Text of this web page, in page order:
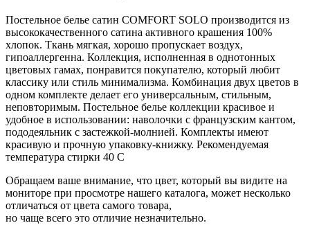
Постельное белье сатин COMFORT SOLO производится из
высококачественного сатина активного крашения 100%
хлопок. Ткань мягкая, хорошо пропускает воздух,
гипоаллергенна. Коллекция, исполненная в однотонных
цветовых гамах, понравится покупателю, который любит
классику или стиль минимализма. Комбинация двух цветов в
одном комплекте делает его универсальным, стильным,
неповторимым. Постельное белье коллекции красивое и
удобное в использовании: наволочки с французским кантом,
пододеяльник с застежкой-молнией. Комплекты имеют
красивую и прочную упаковку-книжку. Рекомендуемая
температура стирки 40 С
Обращаем ваше внимание, что цвет, который вы видите на
мониторе при просмотре нашего каталога, может несколько
отличаться от цвета самого товара,
но чаще всего это отличие незначительно.